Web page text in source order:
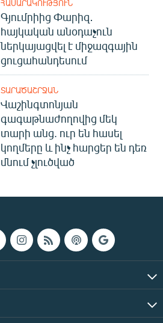
ՀԱՍԱՐԱԿՈՒԹՅՈՒՆ
Գյումրիից Փարիզ․
հայկական անօդաչուն
ներկայացվել է միջազգային
ցուցահանդեսում
ՏԱՐԱԾԱՇՐՋԱՆ
Վաշինգտոնյան
գագաթնաժողովից մեկ
տարի անց. ուր են հասել
կողմերը և ինչ հարցեր են դեռ
մնում չլուծված